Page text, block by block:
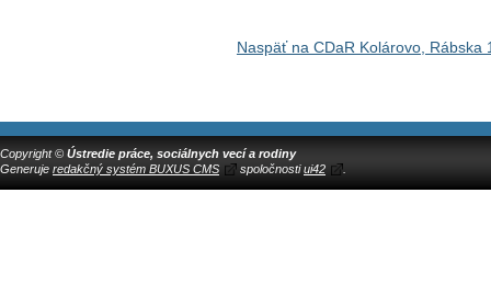
Naspäť na CDaR Kolárovo, Rábska
Copyright © Ústredie práce, sociálnych vecí a rodiny
Generuje redakčný systém BUXUS CMS spoločnostiui42